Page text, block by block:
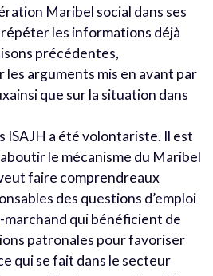
Maribel social dans ses
les informations déjà
précédentes,
arguments mis en avant par
que sur la situation dans
ISAJH a été volontariste. Il est
le mécanisme du Maribel
faire comprendreaux
des questions d’emploi
qui bénéficient de
patronales pour favoriser
qui se fait dans le secteur